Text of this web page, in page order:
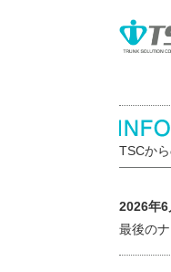
TSCか
2026年6
最後の